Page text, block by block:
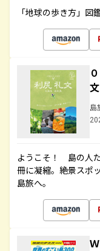
「地球の歩き方」図
島
ようこそ！ 島の人
冊に凝縮。絶景スポ
島旅へ。